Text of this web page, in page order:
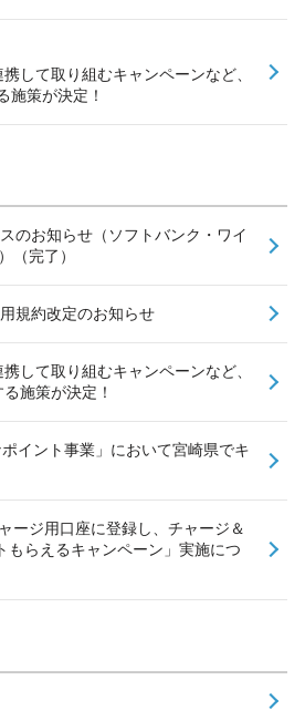
して取り組むキャンペーンなど、
施策が決定！
のお知らせ（ソフトバンク・ワイ
（完了）
規約改定のお知らせ
して取り組むキャンペーンなど、
施策が決定！
イント事業」において宮崎県でキ
ージ用口座に登録し、チャージ＆
もらえるキャンペーン」実施につ